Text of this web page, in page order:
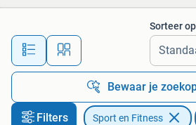
Alle afstanden…
Sorteer op
Bewaar je
Filters Sport en Fitness